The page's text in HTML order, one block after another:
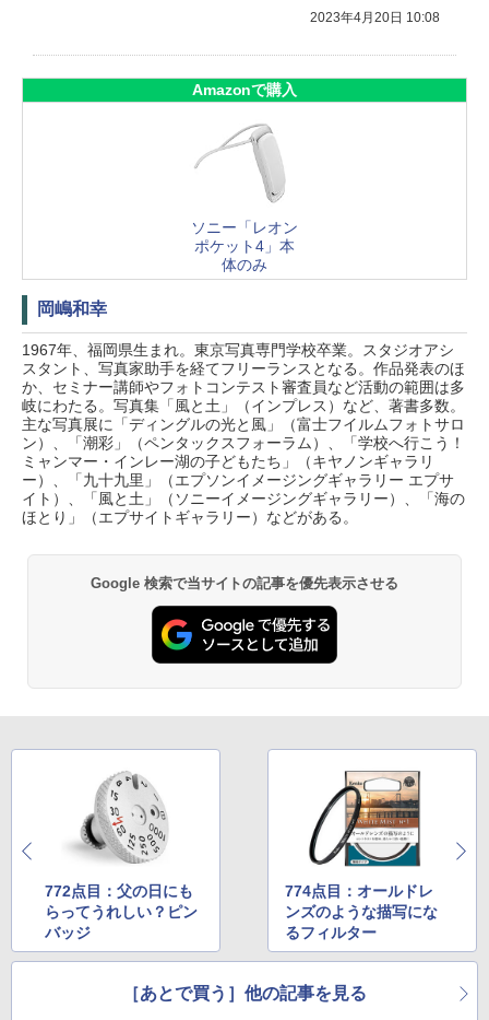
2023年4月20日 10:08
Amazonで購入
ソニー「レオン
ポケット4」本
体のみ
岡嶋和幸
1967年、福岡県生まれ。東京写真専門学校卒業。スタジオアシ
スタント、写真家助手を経てフリーランスとなる。作品発表のほ
か、セミナー講師やフォトコンテスト審査員など活動の範囲は多
岐にわたる。写真集「風と土」（インプレス）など、著書多数。
主な写真展に「ディングルの光と風」（富士フイルムフォトサロ
ン）、「潮彩」（ペンタックスフォーラム）、「学校へ行こう！
ミャンマー・インレー湖の子どもたち」（キヤノンギャラリ
ー）、「九十九里」（エプソンイメージングギャラリー エプサ
イト）、「風と土」（ソニーイメージングギャラリー）、「海の
ほとり」（エプサイトギャラリー）などがある。
Google 検索で当サイトの記事を優先表示させる
772点目：父の日にも
らってうれしい？ピン
バッジ
774点目：オールドレ
ンズのような描写にな
るフィルター
［あとで買う］他の記事を見る